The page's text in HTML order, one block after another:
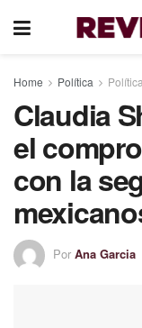
Home Política
Claudia
el
con la
Por Ana Garcia